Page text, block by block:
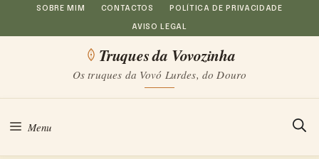
Saltar
para
conteúdo
SOBRE MIM CONTACTOS POLÍTICA DE PRIVACIDADE
AVISO LEGAL
Truques da Vovozinha
Os truques da Vovó Lurdes, do Douro
Menu